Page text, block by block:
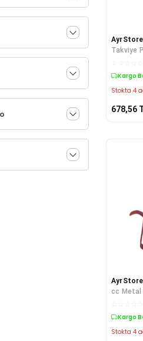
AyrStore
Takviye
Kargo
Stokta 4
678,56
AyrStore
cc Metal
Kargo
Stokta 4